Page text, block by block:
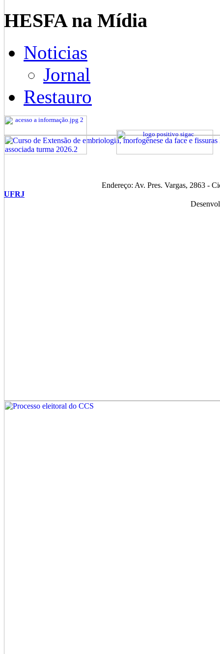
HESFA na Mídia
Noticias
Jornal
Restauro
Endereço: Av. Pres. Vargas, 2863 -
UFRJ